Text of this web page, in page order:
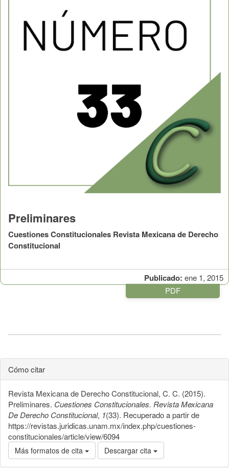
Publicado: ene 1, 2015
Preliminares
Cuestiones Constitucionales Revista Mexicana de Derecho
Constitucional
PDF
Cómo citar
Revista Mexicana de Derecho Constitucional, C. C. (2015).
Preliminares. Cuestiones Constitucionales. Revista Mexicana
De Derecho Constitucional, 1(33). Recuperado a partir de
https://revistas.juridicas.unam.mx/index.php/cuestiones-
constitucionales/article/view/6094
Más formatos de cita Descargar cita